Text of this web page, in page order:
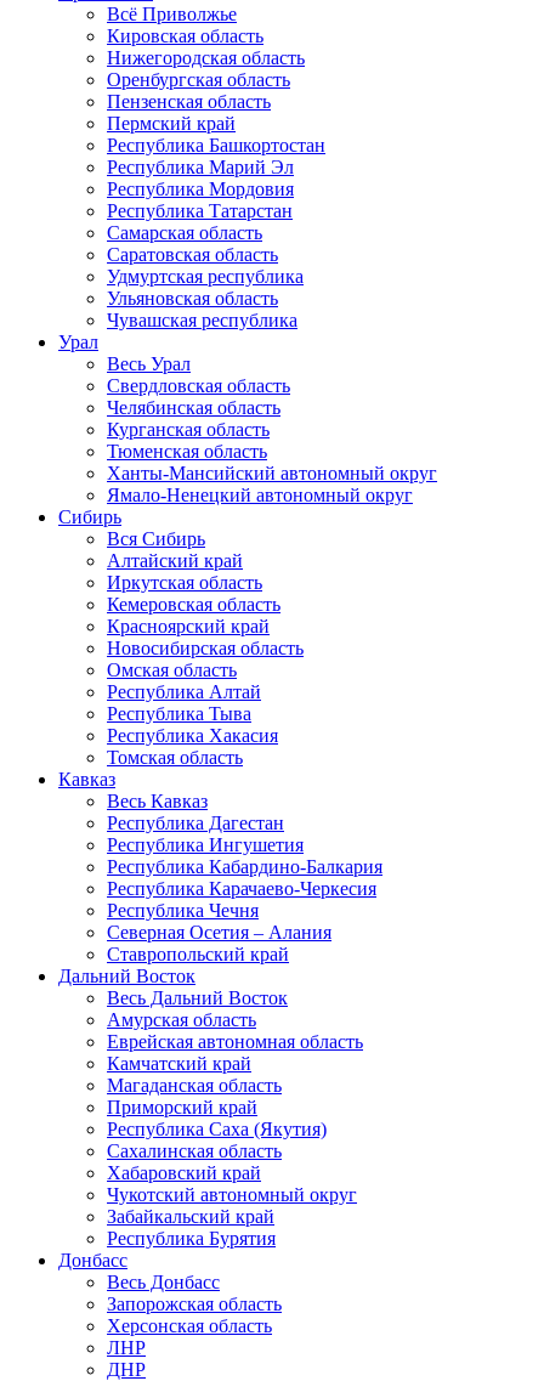
Всё Приволжье
Кировская область
Нижегородская область
Оренбургская область
Пензенская область
Пермский край
Республика Башкортостан
Республика Марий Эл
Республика Мордовия
Республика Татарстан
Самарская область
Саратовская область
Удмуртская республика
Ульяновская область
Чувашская республика
Урал
Весь Урал
Свердловская область
Челябинская область
Курганская область
Тюменская область
Ханты-Мансийский автономный округ
Ямало-Ненецкий автономный округ
Сибирь
Вся Сибирь
Алтайский край
Иркутская область
Кемеровская область
Красноярский край
Новосибирская область
Омская область
Республика Алтай
Республика Тыва
Республика Хакасия
Томская область
Кавказ
Весь Кавказ
Республика Дагестан
Республика Ингушетия
Республика Кабардино-Балкария
Республика Карачаево-Черкесия
Республика Чечня
Северная Осетия – Алания
Ставропольский край
Дальний Восток
Весь Дальний Восток
Амурская область
Еврейская автономная область
Камчатский край
Магаданская область
Приморский край
Республика Саха (Якутия)
Сахалинская область
Хабаровский край
Чукотский автономный округ
Забайкальский край
Республика Бурятия
Донбасс
Весь Донбасс
Запорожская область
Херсонская область
ЛНР
ДНР